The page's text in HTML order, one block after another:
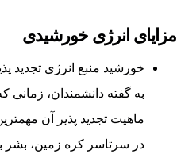
مزایای انرژی خورشیدی
خورشید منبع انرژی تجدید
ماهیت تجدید پذیر آن
در سرتاسر کره زمین، بشر